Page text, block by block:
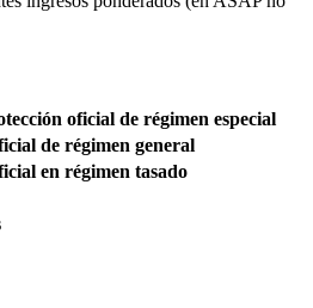
oficial de régimen especial
de régimen general
en régimen tasado